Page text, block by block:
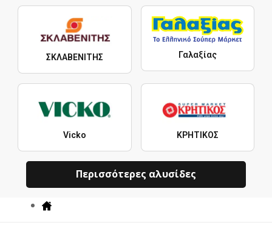
ΣΚΛΑΒΕΝΙΤΗΣ Γαλαξίας
Vicko ΚΡΗΤΙΚΟΣ
Περισσότερες αλυσίδες